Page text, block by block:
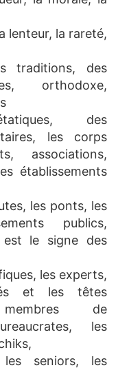
lenteur, la rareté,
traditions, des
orthodoxe,
des
les corps
associations,
établissements
les ponts, les
publics,
est le signe des
les experts,
et les têtes
de
les
seniors, les